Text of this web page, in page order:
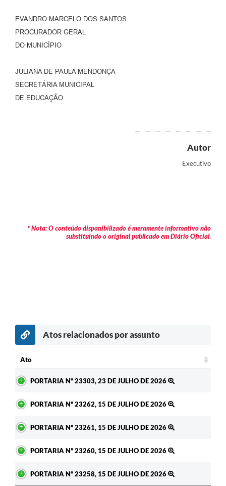
EVANDRO MARCELO DOS SANTOS
PROCURADOR GERAL
DO MUNICÍPIO
JULIANA DE PAULA MENDONÇA
SECRETÁRIA MUNICIPAL
DE EDUCAÇÃO
Autor
Executivo
* Nota: O conteúdo disponibilizado é meramente informativo não
substituindo o original publicado em Diário Oficial.
Atos relacionados por assunto
Ato
PORTARIA Nº 23303, 23 DE JULHO DE 2026
PORTARIA Nº 23262, 15 DE JULHO DE 2026
PORTARIA Nº 23261, 15 DE JULHO DE 2026
PORTARIA Nº 23260, 15 DE JULHO DE 2026
PORTARIA Nº 23258, 15 DE JULHO DE 2026